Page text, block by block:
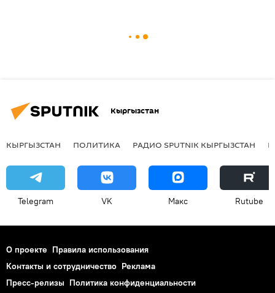
Кыргызстан
КЫРГЫЗСТАН ПОЛИТИКА РАДИО SPUTNIK КЫРГЫЗСТАН
Telegram VK Макс Rutube
О проекте Правила использования
Контакты и сотрудничество Реклама
Пресс-релизы Политика конфиденциальности